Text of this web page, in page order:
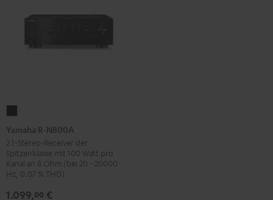
N800A
Schwarz
Yamaha R-N800A
2.1-Stereo-Receiver der
Spitzenklasse mit 100 Watt pro
Kanal an 8 Ohm (bei 20 - 20000
Hz, 0.07 % THD)
1.099,00 €